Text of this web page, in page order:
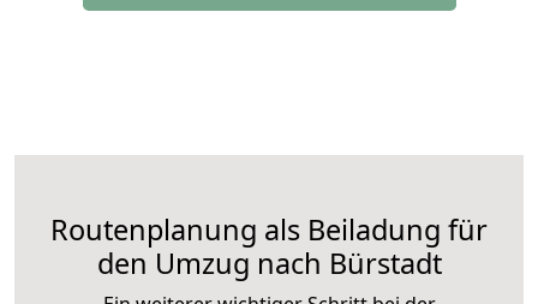
Routenplanung als Beiladung für
den Umzug nach Bürstadt